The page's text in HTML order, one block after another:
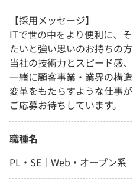
【採用メッセージ】
ITで世の中をより便利に、
たいと強い思いのお持ちの
当社の技術力とスピード感
一緒に顧客事業・業界の構
変革をもたらすような仕事
ご応募お待ちしています。
職種名
PL・SE｜Web・オープン系